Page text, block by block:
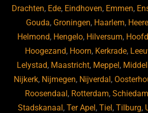
Drachten, Ede, Eindhoven, Emmen,
Gouda, Groningen, Haarlem,
Helmond, Hengelo, Hilversum,
Hoogezand, Hoorn, Kerkrade,
Lelystad, Maastricht, Meppel ,
Nijkerk, Nijmegen, Nijverdal ,
Roosendaal , Rotterdam, Schiedam
Stadskanaal ,Ter Apel ,Tiel ,Tilburg,